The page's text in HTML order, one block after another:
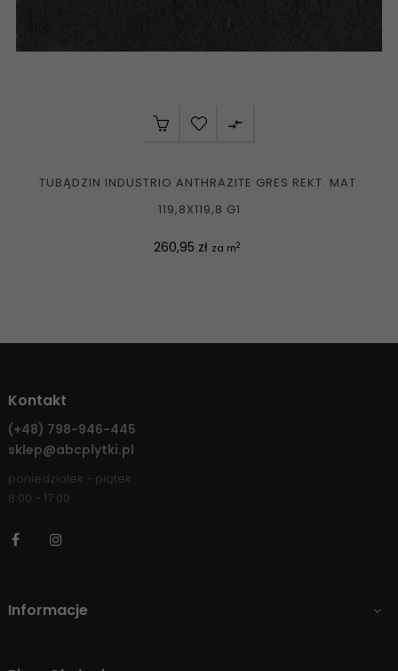

TUBĄDZIN INDUSTRIO ANTHRAZITE GRES REKT. MAT.
119,8X119,8 G1
Cena
260,95 zł za m2
Kontakt
(+48) 798-946-445
sklep@abcplytki.pl
poniedziałek - piątek
8:00 - 17:00
Facebook
Informacje 